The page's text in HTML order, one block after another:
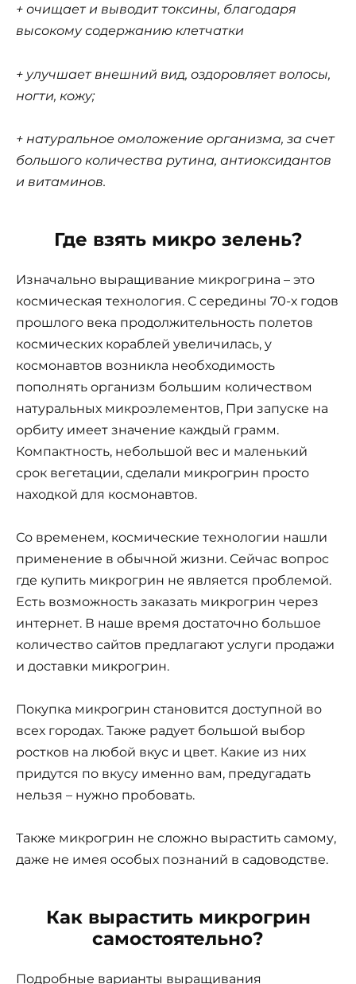
+ очищает и выводит токсины, благодаря
высокому содержанию клетчатки
+ улучшает внешний вид, оздоровляет волосы,
ногти, кожу;
+ натуральное омоложение организма, за счет
большого количества рутина, антиоксидантов
и витаминов.
Где взять микро зелень?
Изначально выращивание микрогрина – это
космическая технология. С середины 70-х годов
прошлого века продолжительность полетов
космических кораблей увеличилась, у
космонавтов возникла необходимость
пополнять организм большим количеством
натуральных микроэлементов, При запуске на
орбиту имеет значение каждый грамм.
Компактность, небольшой вес и маленький
срок вегетации, сделали микрогрин просто
находкой для космонавтов.
Со временем, космические технологии нашли
применение в обычной жизни. Сейчас вопрос
где купить микрогрин не является проблемой.
Есть возможность заказать микрогрин через
интернет. В наше время достаточно большое
количество сайтов предлагают услуги продажи
и доставки микрогрин.
Покупка микрогрин становится доступной во
всех городах. Также радует большой выбор
ростков на любой вкус и цвет. Какие из них
придутся по вкусу именно вам, предугадать
нельзя – нужно пробовать.
Также микрогрин не сложно вырастить самому,
даже не имея особых познаний в садоводстве.
Как вырастить микрогрин
самостоятельно?
Подробные варианты выращивания